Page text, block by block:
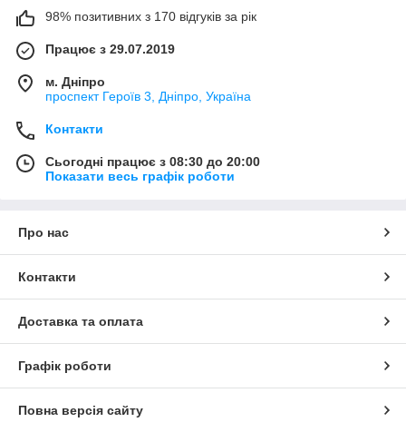
98% позитивних з 170 відгуків за рік
Працює з 29.07.2019
м. Дніпро
проспект Героїв 3, Дніпро, Україна
Контакти
Сьогодні працює з 08:30 до 20:00
Показати весь графік роботи
Про нас
Контакти
Доставка та оплата
Графік роботи
Повна версія сайту